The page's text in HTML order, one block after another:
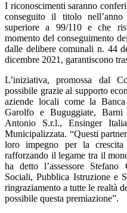
I riconoscimenti saranno
conseguito il titolo
superiore a 99/110 e che
momento del conseguimento
dalle delibere comunali n. 44
dicembre 2021, garantiscono
L’iniziativa, promossa dal
possibile grazie al supporto
aziende locali come la
Garolfo e Buguggiate,
Antonio S.r.l., Ensinger
Municipalizzata. “Questi
loro impegno per la
rafforzando il legame tra il
ha detto l’assessore Stefano
Sociali, Pubblica Istruzione e
ringraziamento a tutte le realtà
possibile questa premiazione”.